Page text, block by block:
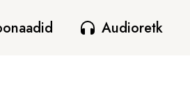
Audioretk